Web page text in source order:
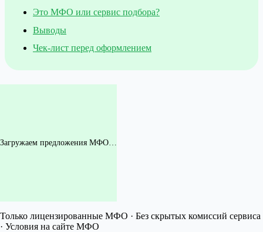
Это МФО или сервис подбора?
Выводы
Чек-лист перед оформлением
Загружаем предложения МФО…
Только лицензированные МФО · Без скрытых комиссий сервиса
· Условия на сайте МФО